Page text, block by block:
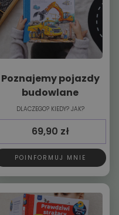
Poznajemy pojazdy
budowlane
DLACZEGO? KIEDY? JAK?
69,90 zł
POINFORMUJ MNIE